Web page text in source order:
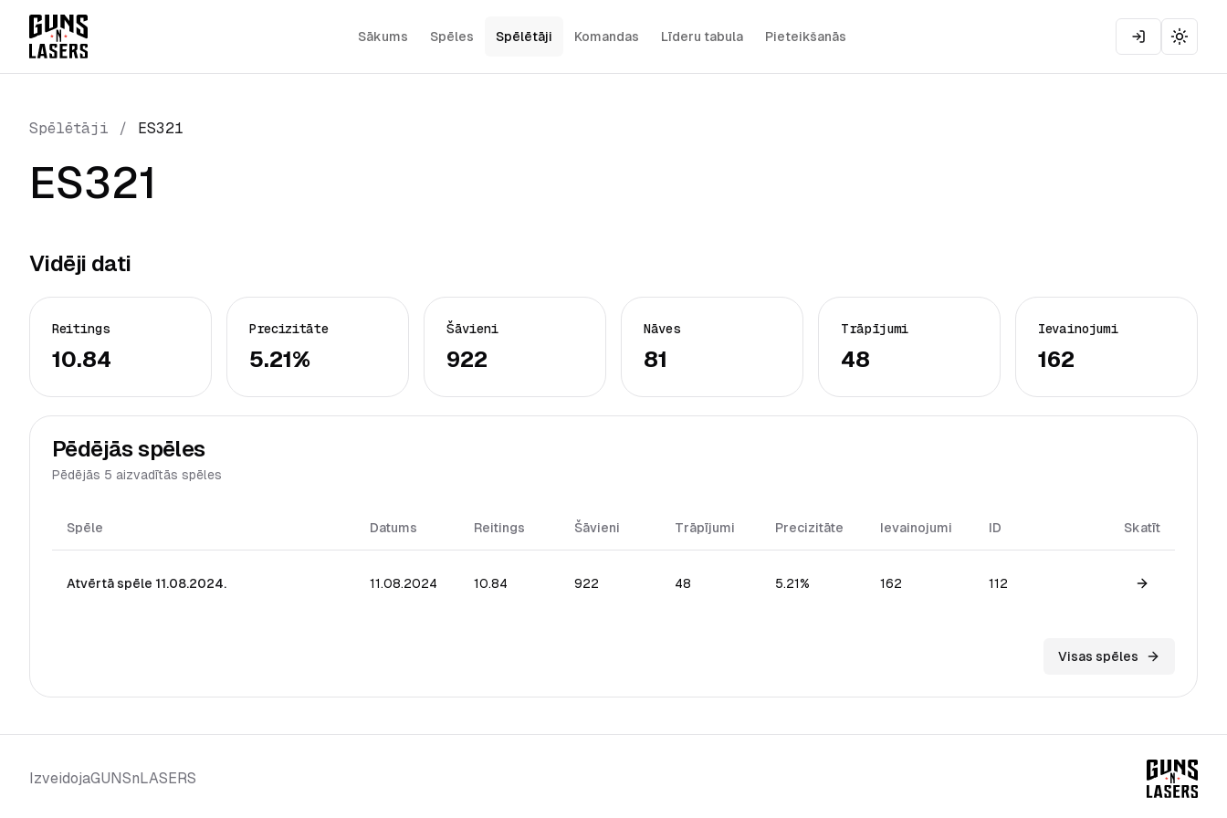
Sākums Spēles Spēlētāji Komandas Līderu tabula Pieteikšanās
Toggle
Spēlētāji / ES321
ES321
Vidēji dati
Reitings
10.84
Precizitāte
5.21%
Šāvieni
922
Nāves
81
Trāpījumi
48
Ievainojumi
162
Pēdējās spēles
Pēdējās 5 aizvadītās spēles
Spēle Datums Reitings Šāvieni Trāpījumi Precizitāte Ievainojumi ID Skatīt
Atvērtā spēle 11.08.2024. 11.08.2024 10.84 922 48 5.21% 162 112
View game
Visas spēles
IzveidojaGUNSnLASERS